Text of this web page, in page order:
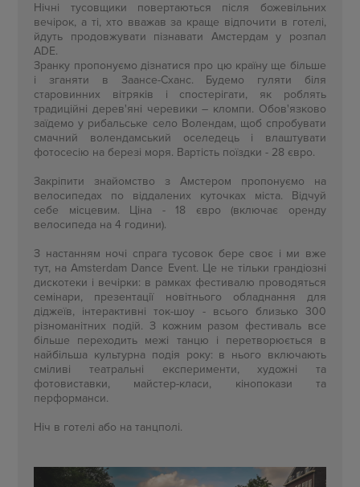
Нічні тусовщики повертаються після божевільних
вечірок, а ті, хто вважав за краще відпочити в готелі,
йдуть продовжувати пізнавати Амстердам у розпал
ADE.
Зранку пропонуємо дізнатися про цю країну ще більше
і зганяти в Заансе-Сханс. Будемо гуляти біля
старовинних вітряків і спостерігати, як роблять
традиційні дерев'яні черевики – кломпи. Обов'язково
заїдемо у рибальське село Волендам, щоб спробувати
смачний волендамський оселедець і влаштувати
фотосесію на березі моря. Вартість поїздки - 28 євро.
Закріпити знайомство з Амстером пропонуємо на
велосипедах по віддалених куточках міста. Відчуй
себе місцевим. Ціна - 18 євро (включає оренду
велосипеда на 4 години).
З настанням ночі спрага тусовок бере своє і ми вже
тут, на Amsterdam Dance Event. Це не тільки грандіозні
дискотеки і вечірки: в рамках фестивалю проводяться
семінари, презентації новітнього обладнання для
діджеїв, інтерактивні ток-шоу - всього близько 300
різноманітних подій. З кожним разом фестиваль все
більше переходить межі танцю і перетворюється в
найбільша культурна подія року: в нього включають
сміливі театральні експерименти, художні та
фотовиставки, майстер-класи, кінопокази та
перформанси.
Ніч в готелі або на танцполі.